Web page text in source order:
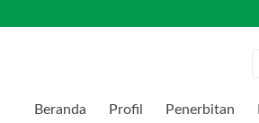
Beranda Profil Penerbitan